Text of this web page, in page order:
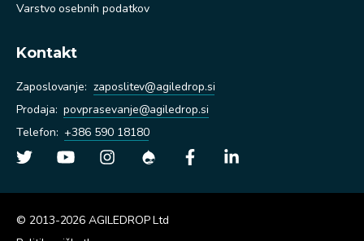
Varstvo osebnih podatkov
Kontakt
Zaposlovanje: zaposlitev@agiledrop.si
Prodaja: povprasevanje@agiledrop.si
Telefon: +386 590 18180
© 2013-2026 AGILEDROP Ltd